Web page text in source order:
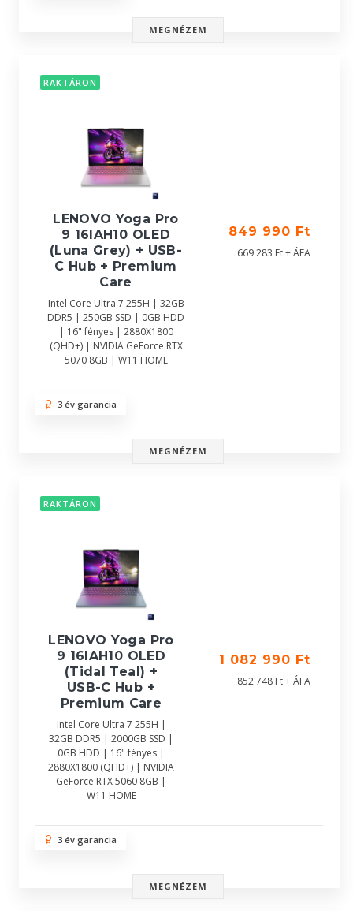
MEGNÉZEM
RAKTÁRON
LENOVO Yoga Pro
9 16IAH10 OLED
(Luna Grey) + USB-
C Hub + Premium
Care
Intel Core Ultra 7 255H | 32GB
DDR5 | 250GB SSD | 0GB HDD
| 16" fényes | 2880X1800
(QHD+) | NVIDIA GeForce RTX
5070 8GB | W11 HOME
849 990 Ft
669 283 Ft + ÁFA
3 év garancia
MEGNÉZEM
RAKTÁRON
LENOVO Yoga Pro
9 16IAH10 OLED
(Tidal Teal) +
USB-C Hub +
Premium Care
Intel Core Ultra 7 255H |
32GB DDR5 | 2000GB SSD |
0GB HDD | 16" fényes |
2880X1800 (QHD+) | NVIDIA
GeForce RTX 5060 8GB |
W11 HOME
1 082 990 Ft
852 748 Ft + ÁFA
3 év garancia
MEGNÉZEM